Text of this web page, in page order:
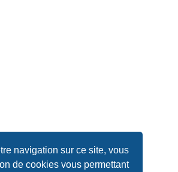
navigation sur ce site, vous
de cookies vous permettant